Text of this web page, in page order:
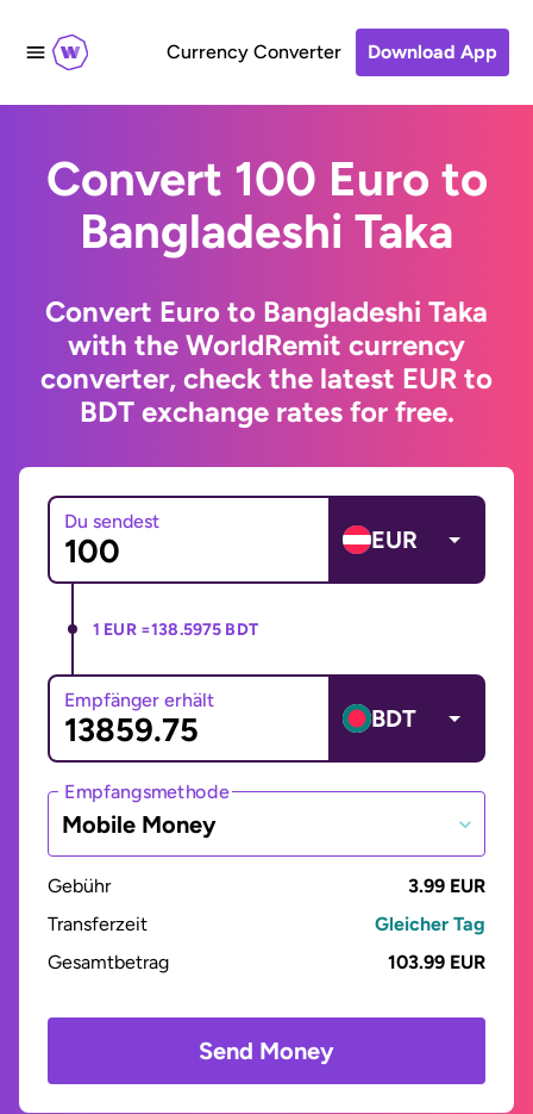
Currency Converter Download App
Convert 100 Euro to
Bangladeshi Taka
Convert Euro to Bangladeshi Taka
with the WorldRemit currency
converter, check the latest EUR to
BDT exchange rates for free.
Du sendest
EUR
1 EUR =138.5975 BDT
Empfänger erhält
BDT
Empfangsmethode
Mobile Money
Gebühr
3.99 EUR
Transferzeit
Gleicher Tag
Gesamtbetrag
103.99 EUR
Send Money